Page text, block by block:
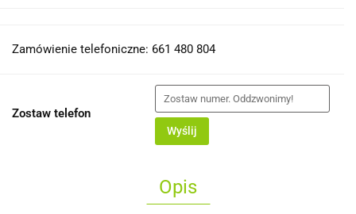
Zamówienie telefoniczne: 661 480 804
Zostaw telefon
Wyślij
Opis